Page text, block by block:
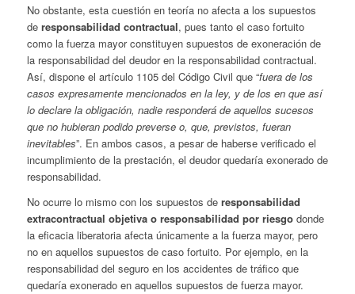
No obstante, esta cuestión en teoría no afecta a los supuestos
de responsabilidad contractual, pues tanto el caso fortuito
como la fuerza mayor constituyen supuestos de exoneración de
la responsabilidad del deudor en la responsabilidad contractual.
Así, dispone el artículo 1105 del Código Civil que “fuera de los
casos expresamente mencionados en la ley, y de los en que así
lo declare la obligación, nadie responderá de aquellos sucesos
que no hubieran podido preverse o, que, previstos, fueran
inevitables”. En ambos casos, a pesar de haberse verificado el
incumplimiento de la prestación, el deudor quedaría exonerado de
responsabilidad.
No ocurre lo mismo con los supuestos de responsabilidad
extracontractual objetiva o responsabilidad por riesgodonde
la eficacia liberatoria afecta únicamente a la fuerza mayor, pero
no en aquellos supuestos de caso fortuito. Por ejemplo, en la
responsabilidad del seguro en los accidentes de tráfico que
quedaría exonerado en aquellos supuestos de fuerza mayor.